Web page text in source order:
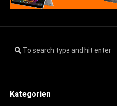
Kategorien